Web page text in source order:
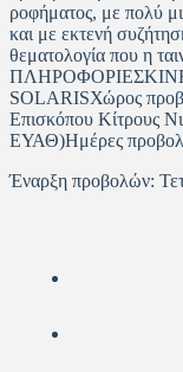
ροφήματος, με πολύ
και με εκτενή
θεματολογία που η
SOLARISΧώρος
Επισκόπου Κίτρους
ΕΥΑΘ)Ημέρες
Έναρξη προβολών: